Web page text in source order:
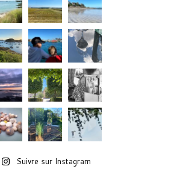
Suivre sur Instagram